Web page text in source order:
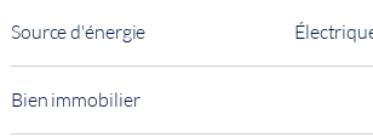
Source d'énergie
Bien immobilier